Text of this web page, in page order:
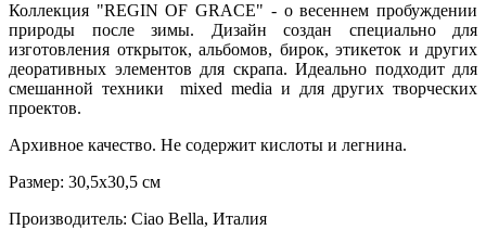
Коллекция "REGIN OF GRACE" - о весеннем пробуждении
природы после зимы. Дизайн создан специально для
изготовления открыток, альбомов, бирок, этикеток и других
деоративных элементов для скрапа. Идеально подходит для
смешанной техники mixed media и для других творческих
проектов.
Архивное качество. Не содержит кислоты и легнина.
Размер: 30,5х30,5 см
Производитель: Ciao Bella, Италия